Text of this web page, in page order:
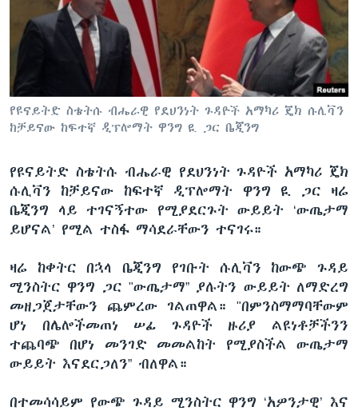
ቋንቋዎች
የዩናይትድ ስቴትሱ ብሔራዊ የደህንነት ጉዳዮች አማካሪ ጄክ ሱሊቫን
ከቻይናው ከፍተኛ ዲፕሎማት ዋንግ ዪ ጋር ቤጂንግ
የዩናይትድ ስቴትሱ ብሔራዊ የደህንነት ጉዳዮች አማካሪ ጄክ
ሱሊቫን ከቻይናው ከፍተኛ ዲፕሎማት ዋንግ ዪ ጋር ዛሬ
ቤጂንግ ላይ ተገናኝተው የሚያደርጉት ውይይት ‘ውጤታማ
ይሆናል’ የሚል ተስፋ ማሳደራቸውን ተናገሩ።
ዛሬ ከቀትር በኋላ ቤጂንግ የገቡት ሱሊቫን ከውጭ ጉዳይ
ሚንስትር ዋንግ ጋር "ውጤታማ” ያሉትን ውይይት ለማድረግ
መዘጋጀታቸውን ጨምረው ገልጠዋል። "በምንስማማባቸውም
ሆነ በሌሎችመጠነ ሠፊ ጉዳዮች ዙሪያ ልዩነቶቻችንን
ተጨባጭ በሆነ መንገድ መመልከት የሚያስችል ውጤታማ
ውይይት እናደርጋለን” ብለዋል።
በተመሳሳይም የውጭ ጉዳይ ሚንስትር ዋንግ ‘አዎንታዊ’ እና